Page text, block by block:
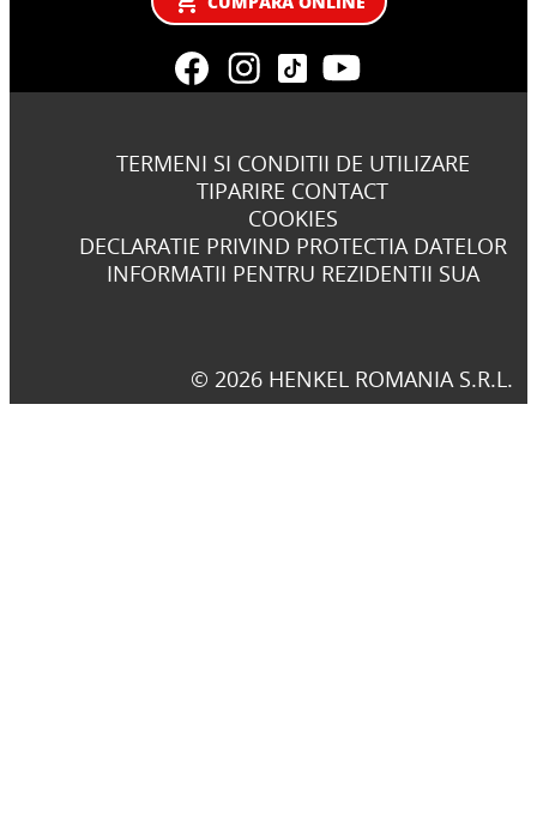
TERMENI SI CONDITII DE UTILIZARE
TIPARIRE CONTACT
COOKIES
DECLARATIE PRIVIND PROTECTIA DATELOR
INFORMATII PENTRU REZIDENTII SUA
© 2026 HENKEL ROMANIA S.R.L.